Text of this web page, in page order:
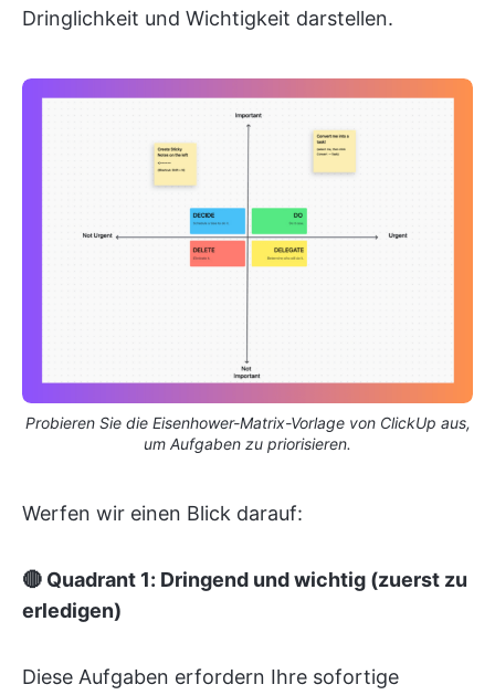
Dringlichkeit und Wichtigkeit darstellen.
Probieren Sie die Eisenhower-Matrix-Vorlage von ClickUp aus,
um Aufgaben zu priorisieren.
Werfen wir einen Blick darauf:
🔴 Quadrant 1: Dringend und wichtig (zuerst zu
erledigen)
Diese Aufgaben erfordern Ihre sofortige